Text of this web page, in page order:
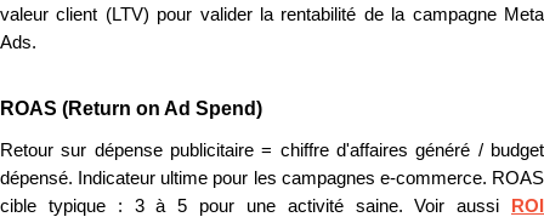
valeur client (LTV) pour valider la rentabilité de la campagne Meta
Ads.
ROAS (Return on Ad Spend)
Retour sur dépense publicitaire = chiffre d'affaires généré / budget
dépensé. Indicateur ultime pour les campagnes e-commerce. ROAS
cible typique : 3 à 5 pour une activité saine. Voir aussi
ROI